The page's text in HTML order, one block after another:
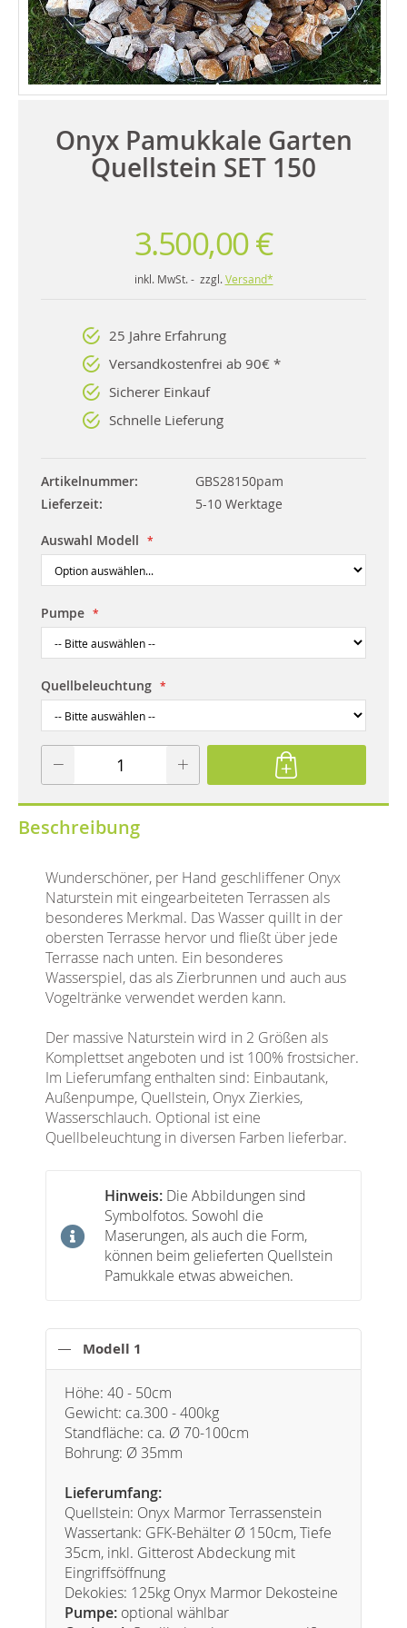
Onyx Pamukkale Garten
Quellstein SET 150
3.500,00 €
inkl. MwSt. - zzgl. Versand*
25 Jahre Erfahrung
Versandkostenfrei ab 90€ *
Sicherer Einkauf
Schnelle Lieferung
Artikelnummer
GBS28150pam
Lieferzeit
5-10 Werktage
Auswahl Modell
Pumpe
Quellbeleuchtung
Beschreibung
Wunderschöner, per Hand geschliffener Onyx
Naturstein mit eingearbeiteten Terrassen als
besonderes Merkmal. Das Wasser quillt in der
obersten Terrasse hervor und fließt über jede
Terrasse nach unten. Ein besonderes
Wasserspiel, das als Zierbrunnen und auch aus
Vogeltränke verwendet werden kann.
Der massive Naturstein wird in 2 Größen als
Komplettset angeboten und ist 100% frostsicher.
Im Lieferumfang enthalten sind: Einbautank,
Außenpumpe, Quellstein, Onyx Zierkies,
Wasserschlauch. Optional ist eine
Quellbeleuchtung in diversen Farben lieferbar.
Hinweis: Die Abbildungen sind
Symbolfotos. Sowohl die
Maserungen, als auch die Form,
können beim gelieferten Quellstein
Pamukkale etwas abweichen.
Modell 1
Höhe: 40 - 50cm
Gewicht: ca.300 - 400kg
Standfläche: ca. Ø 70-100cm
Bohrung: Ø 35mm
Lieferumfang:
Quellstein: Onyx Marmor Terrassenstein
Wassertank: GFK-Behälter Ø 150cm, Tiefe
35cm, inkl. Gitterost Abdeckung mit
Eingriffsöffnung
Dekokies: 125kg Onyx Marmor Dekosteine
Pumpe: optional wählbar